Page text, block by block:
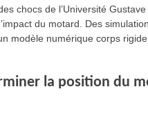
chocs de l’Université
du motard. Des
modèle numérique corps
la position du